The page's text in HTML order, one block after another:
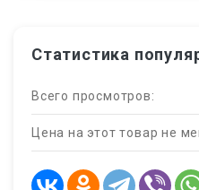
Статистика
Всего просмотров:
Цена на этот товар не